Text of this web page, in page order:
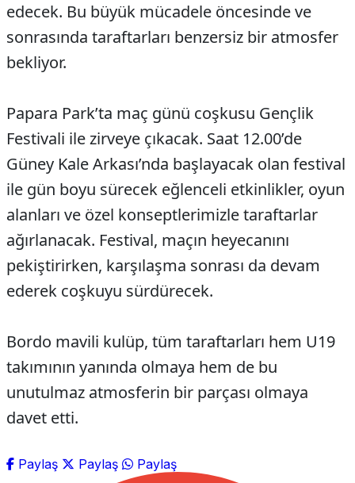
edecek. Bu büyük mücadele öncesinde ve
sonrasında taraftarları benzersiz bir atmosfer
bekliyor.
Papara Park’ta maç günü coşkusu Gençlik
Festivali ile zirveye çıkacak. Saat 12.00’de
Güney Kale Arkası’nda başlayacak olan festival
ile gün boyu sürecek eğlenceli etkinlikler, oyun
alanları ve özel konseptlerimizle taraftarlar
ağırlanacak. Festival, maçın heyecanını
pekiştirirken, karşılaşma sonrası da devam
ederek coşkuyu sürdürecek.
Bordo mavili kulüp, tüm taraftarları hem U19
takımının yanında olmaya hem de bu
unutulmaz atmosferin bir parçası olmaya
davet etti.
Paylaş Paylaş Paylaş